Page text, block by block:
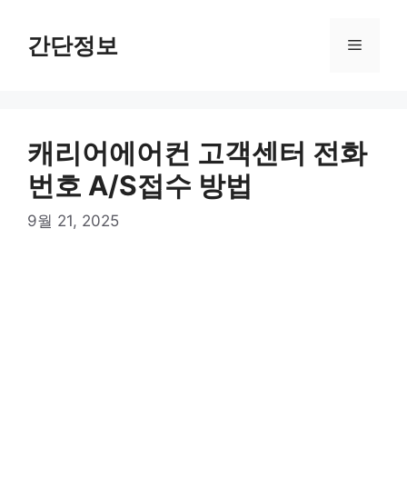
간단정보 메
캐리어에어컨 고객센터 전화
번호 A/S접수 방법
9월 21, 2025